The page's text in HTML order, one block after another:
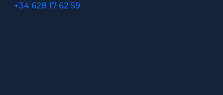
+34 628 17 62 59